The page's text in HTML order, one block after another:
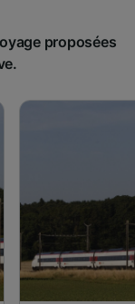
proposées